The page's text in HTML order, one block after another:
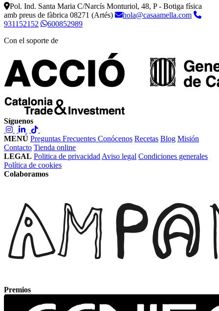
Pol. Ind. Santa Maria C/Narcís Monturiol, 48, P - Botiga física
amb preus de fàbrica 08271 (Artés)
hola@casaamella.com
931152152
600852989
Con el soporte de
Síguenos
MENÚ Preguntas Frecuentes Conócenos Recetas Blog Misión
Contacto Tienda online
LEGAL Politica de privacidad Aviso legal Condiciones generales
Política de cookies
Colaboramos
Premios